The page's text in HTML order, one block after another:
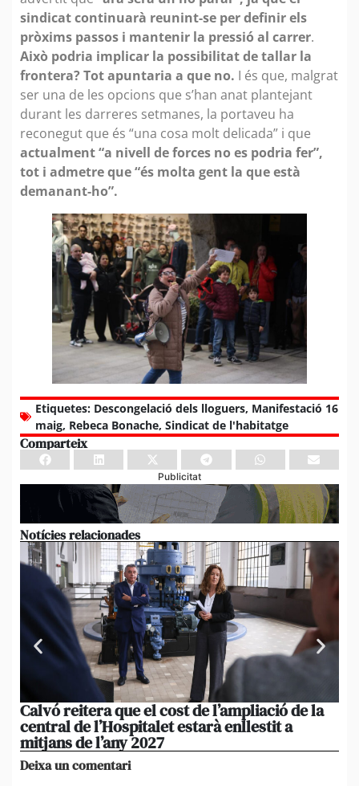
sindicat continuarà reunint-se per definir els
pròxims passos i mantenir la pressió al carrer.
Això podria implicar la possibilitat de tallar la
frontera? Tot apuntaria a que no. I és que, malgrat
ser una de les opcions que s’han anat plantejant
durant les darreres setmanes, la portaveu ha
reconegut que és “una cosa molt delicada” i que
actualment “a nivell de forces no es podria fer”,
tot i admetre que “és molta gent la que està
demanant-ho”.
Etiquetes: Descongelació dels lloguers, Manifestació 16
maig, Rebeca Bonache, Sindicat de l'habitatge
Comparteix
Publicitat
Notícies relacionades
Calvó reitera que el cost de l’ampliació de la
central de l’Hospitalet estarà enllestit a
mitjans de l’any 2027
Deixa un comentari